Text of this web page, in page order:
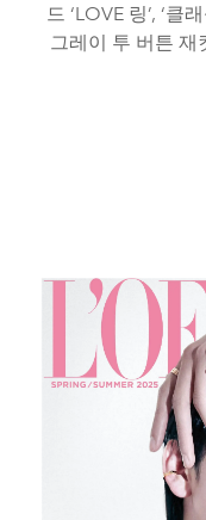
드 ‘LOVE 링’, ‘클
그레이 투 버튼 재